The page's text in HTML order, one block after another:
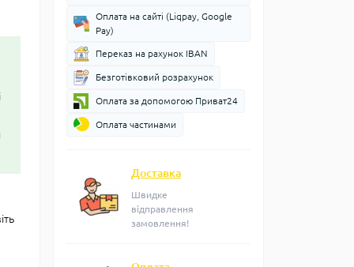
Оплата на сайті (Liqpay, Google
Pay)
Переказ на рахунок IBAN
Безготівковий розрахунок
Оплата за допомогою Приват24
Оплата частинами
Доставка
Швидке
відправлення
замовлення!